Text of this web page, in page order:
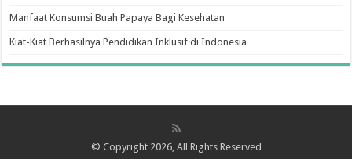
Manfaat Konsumsi Buah Papaya Bagi Kesehatan
Kiat-Kiat Berhasilnya Pendidikan Inklusif di Indonesia
© Copyright 2026, All Rights Reserved